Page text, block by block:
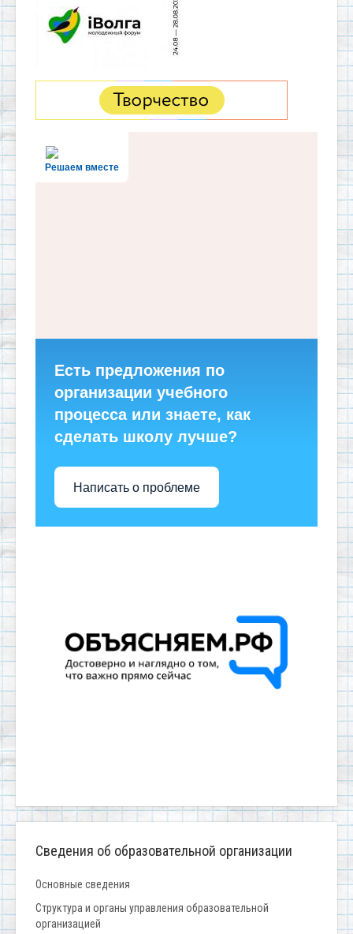
Решаем вместе
Есть предложения по
организации учебного
процесса или знаете, как
сделать школу лучше?
Написать о проблеме
Сведения об образовательной организации
Основные сведения
Структура и органы управления образовательной
организацией